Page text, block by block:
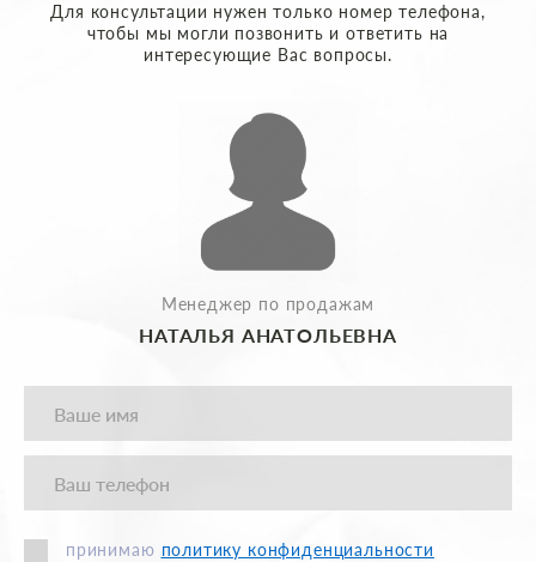
Для консультации нужен только номер телефона,
чтобы мы могли позвонить и ответить на
интересующие Вас вопросы.
Менеджер по продажам
НАТАЛЬЯ АНАТОЛЬЕВНА
принимаю политику конфиденциальности